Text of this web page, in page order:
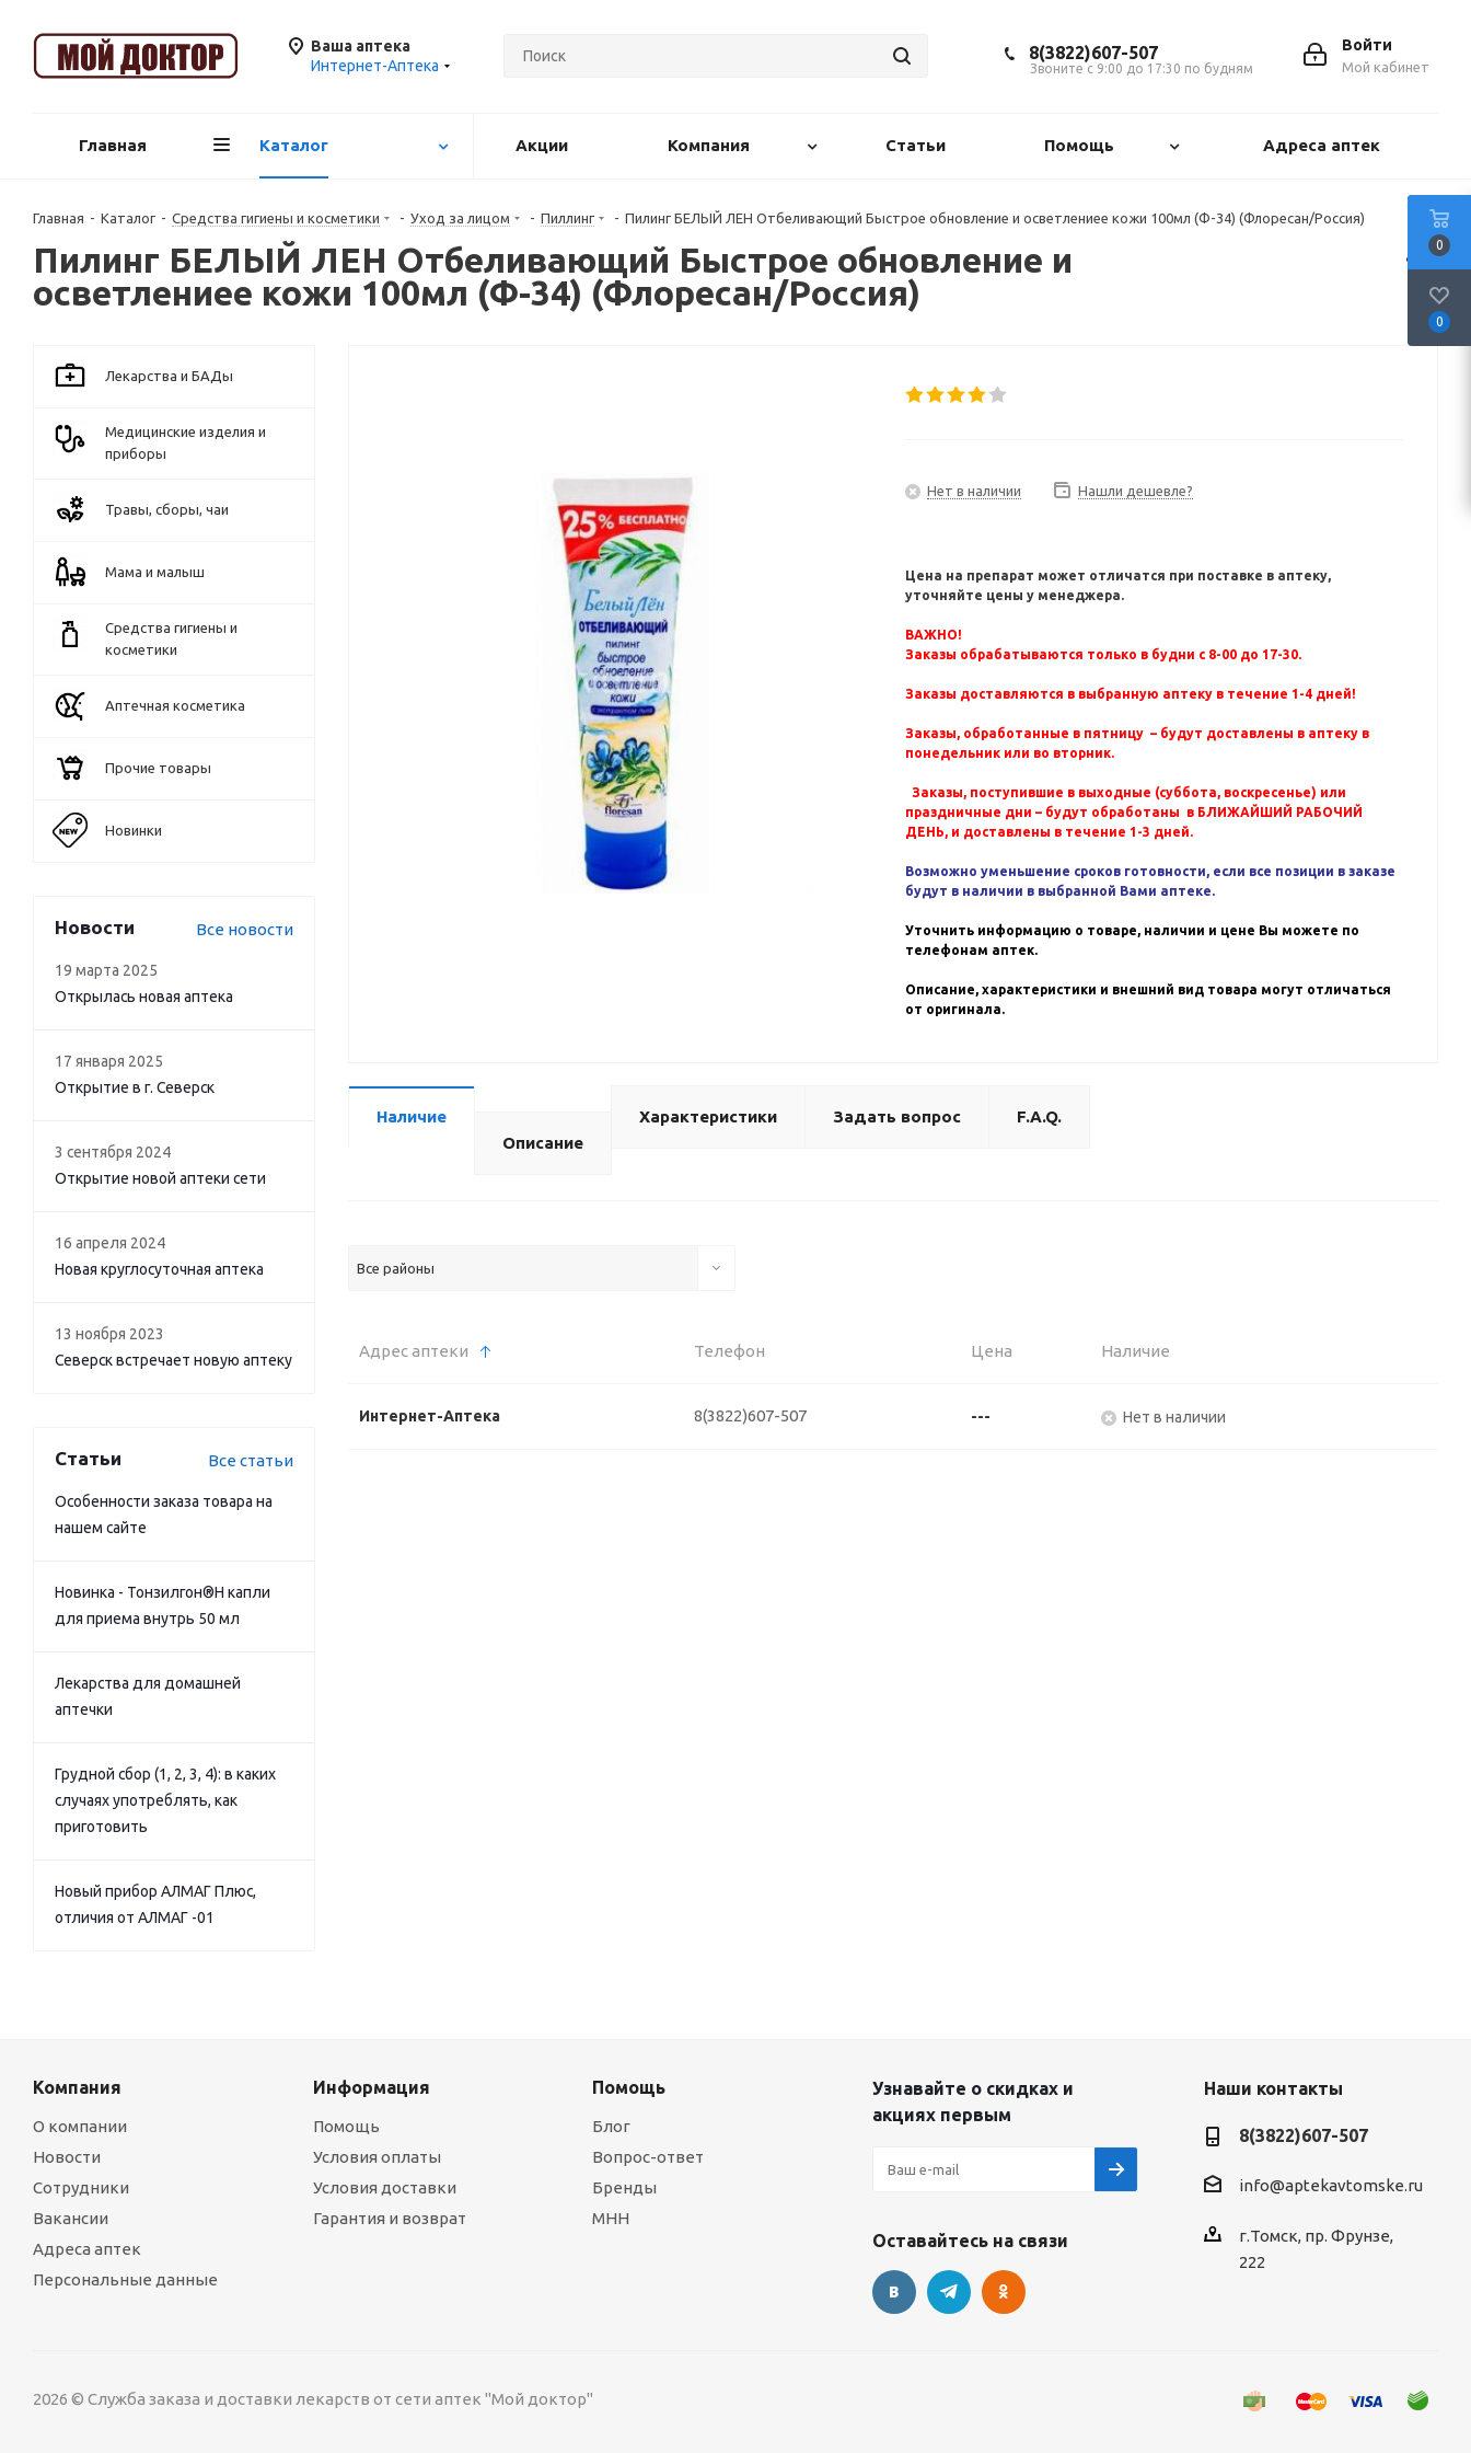
Ваша аптека
Интернет-Аптека
Войти
Мой кабинет
8(3822)607-507
Звоните с 9:00 до 17:30 по будням
Главная Каталог Акции Компания Статьи Помощь Адреса аптек
Главная - Каталог - Средства гигиены и косметики - Уход за лицом - Пиллинг - Пилинг БЕЛЫЙ ЛЕН Отбеливающий Быстрое обновление и осветлениее кожи 100мл (Ф-34) (Флоресан/Россия)
Пилинг БЕЛЫЙ ЛЕН Отбеливающий Быстрое обновление и
осветлениее кожи 100мл (Ф-34) (Флоресан/Россия)
Нет в наличии Нашли дешевле?
Цена на препарат может отличатся при поставке в аптеку,
уточняйте цены у менеджера.
ВАЖНО!
Заказы обрабатываются только в будни с 8-00 до 17-30.
Заказы доставляются в выбранную аптеку в течение 1-4 дней!
Заказы, обработанные в пятницу – будут доставлены в аптеку в
понедельник или во вторник.
Заказы, поступившие в выходные (суббота, воскресенье) или
праздничные дни – будут обработаны в БЛИЖАЙШИЙ РАБОЧИЙ
ДЕНЬ, и доставлены в течение 1-3 дней.
Возможно уменьшение сроков готовности, если все позиции в заказе
будут в наличии в выбранной Вами аптеке.
Уточнить информацию о товаре, наличии и цене Вы можете по
телефонам аптек.
Описание, характеристики и внешний вид товара могут отличаться
от оригинала.
Наличие
Описание
Характеристики Задать вопрос F.A.Q.
Все районы
Адрес аптеки Телефон Цена Наличие
Интернет-Аптека 8(3822)607-507 --- Нет в наличии
Лекарства и БАДы
Медицинские изделия и
приборы
Травы, сборы, чаи
Мама и малыш
Средства гигиены и
косметики
Аптечная косметика
Прочие товары
Новинки
Новости Все новости
19 марта 2025
Открылась новая аптека
17 января 2025
Открытие в г. Северск
3 сентября 2024
Открытие новой аптеки сети
16 апреля 2024
Новая круглосуточная аптека
13 ноября 2023
Северск встречает новую аптеку
Статьи Все статьи
Особенности заказа товара на
нашем сайте
Новинка - Тонзилгон®Н капли
для приема внутрь 50 мл
Лекарства для домашней
аптечки
Грудной сбор (1, 2, 3, 4): в каких
случаях употреблять, как
приготовить
Новый прибор АЛМАГ Плюс,
отличия от АЛМАГ -01
Компания
О компании
Новости
Сотрудники
Вакансии
Адреса аптек
Персональные данные
Информация
Помощь
Условия оплаты
Условия доставки
Гарантия и возврат
Помощь
Блог
Вопрос-ответ
Бренды
МНН
Узнавайте о скидках и
акциях первым
Оставайтесь на связи
Наши контакты
8(3822)607-507
info@aptekavtomske.ru
г.Томск, пр. Фрунзе,
222
2026 © Служба заказа и доставки лекарств от сети аптек "Мой доктор"
0
0